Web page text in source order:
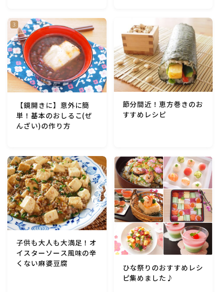
【鏡開きに】意外に簡
単！基本のおしるこ(ぜ
んざい)の作り方
節分間近！恵方巻きのお
すすめレシピ
子供も大人も大満足！オ
イスターソース風味の辛
くない麻婆豆腐
ひな祭りのおすすめレシ
ピ集めました♪